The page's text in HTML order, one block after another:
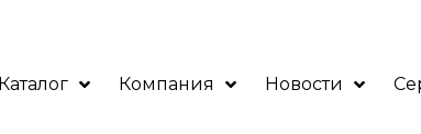
Каталог Компания Новости